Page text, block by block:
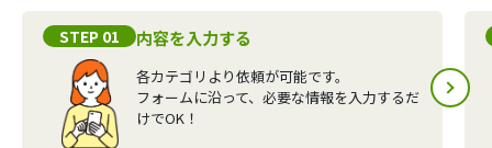
STEP 01 内容を入力する
各カテゴリより依頼が可能です。
フォームに沿って、必要な情報を入力するだ
けでOK！